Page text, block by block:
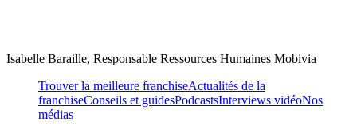
Isabelle Baraille, Responsable Ressources Humaines Mobivia
Trouver la meilleure franchiseActualités de la
franchiseConseils et guidesPodcastsInterviews vidéoNos
médias